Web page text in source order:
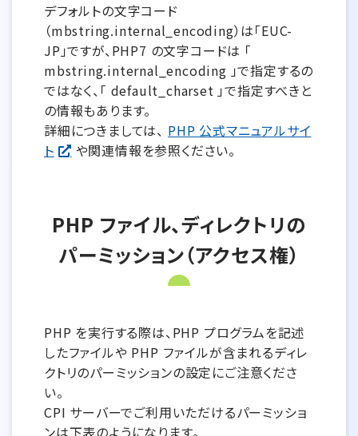
デフォルトの文字コード
（mbstring.internal_encoding）は「EUC-
JP」ですが、PHP7 の文字コードは 「
mbstring.internal_encoding 」で指定するの
ではなく、「 default_charset 」で指定すべきと
の情報もあります。
詳細につきましては、 PHP 公式マニュアルサイ
ト
や関連情報を参照ください。
PHP ファイル、ディレクトリの
パーミッション（アクセス権）
PHP を実行する際は、PHP プログラムを記述
したファイルや PHP ファイルが含まれるディレ
クトリのパーミッションの設定にご注意くださ
い。
CPI サーバーでご利用いただけるパーミッショ
ンは下表のようになります。